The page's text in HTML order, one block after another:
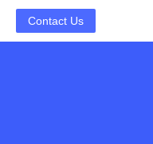
Contact Us